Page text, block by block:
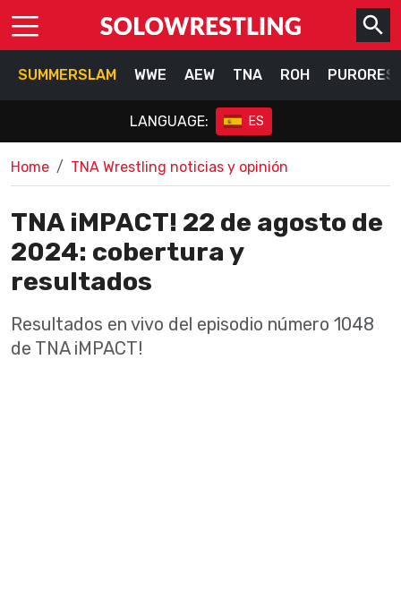
SUMMERSLAM WWE AEW TNA ROH
LANGUAGE: ES
Home TNA Wrestling noticias y opinión
TNA iMPACT! 22 de agosto de
2024: cobertura y
resultados
Resultados en vivo del episodio número 1048
de TNA iMPACT!